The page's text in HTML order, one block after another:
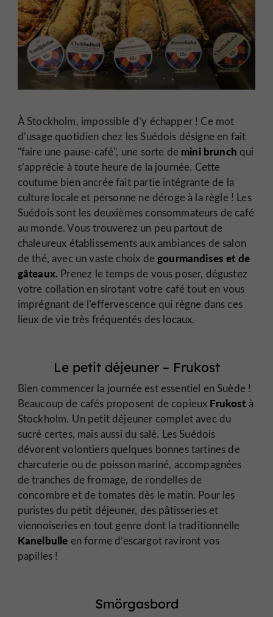
À Stockholm, impossible d’y échapper ! Ce mot
d’usage quotidien chez les Suédois désigne en fait
"faire une pause-café", une sorte de mini brunch qui
s’apprécie à toute heure de la journée. Cette
coutume bien ancrée fait partie intégrante de la
culture locale et personne ne déroge à la règle ! Les
Suédois sont les deuxièmes consommateurs de café
au monde. Vous trouverez un peu partout de
chaleureux établissements aux ambiances de salon
de thé, avec un vaste choix degourmandises et de
gâteaux. Prenez le temps de vous poser, dégustez
votre collation en sirotant votre café tout en vous
imprégnant de l’effervescence qui règne dans ces
lieux de vie très fréquentés des locaux.
Le petit déjeuner – Frukost
Bien commencer la journée est essentiel en Suède !
Beaucoup de cafés proposent de copieux Frukost à
Stockholm. Un petit déjeuner complet avec du
sucré certes, mais aussi du salé. Les Suédois
dévorent volontiers quelques bonnes tartines de
charcuterie ou de poisson mariné, accompagnées
de tranches de fromage, de rondelles de
concombre et de tomates dès le matin. Pour les
puristes du petit déjeuner, des pâtisseries et
viennoiseries en tout genre dont la traditionnelle
Kanelbulle en forme d’escargot raviront vos
papilles !
Smörgasbord